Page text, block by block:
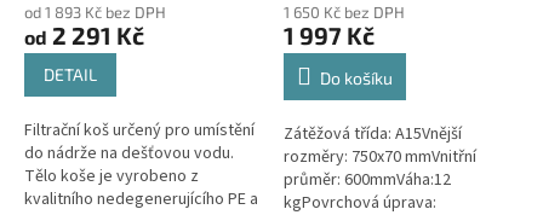
produktu
je
hvězdiček.
od 1 893 Kč bez DPH
od 2 291 Kč
DETAIL
Filtrační koš určený pro umístění
do nádrže na dešťovou vodu.
Tělo koše je vyrobeno z
kvalitního nedegenerujícího PE a
produktu
je
4,5
hvězdiček.
1 650 Kč bez DPH
1 997 Kč
Do košíku
Zátěžová třída: A15Vnější
rozměry: 750x70 mmVnitřní
průměr: 600mmVáha:12
kgPovrchová úprava: